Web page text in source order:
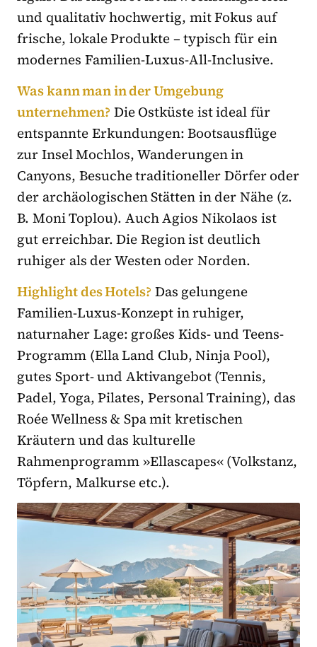
und qualitativ hochwertig, mit Fokus auf
frische, lokale Produkte – typisch für ein
modernes Familien-Luxus-All-Inclusive.
Was kann man in der Umgebung
unternehmen? Die Ostküste ist ideal für
entspannte Erkundungen: Bootsausflüge
zur Insel Mochlos, Wanderungen in
Canyons, Besuche traditioneller Dörfer oder
der archäologischen Stätten in der Nähe (z.
B. Moni Toplou). Auch Agios Nikolaos ist
gut erreichbar. Die Region ist deutlich
ruhiger als der Westen oder Norden.
Highlight des Hotels? Das gelungene
Familien-Luxus-Konzept in ruhiger,
naturnaher Lage: großes Kids- und Teens-
Programm (Ella Land Club, Ninja Pool),
gutes Sport- und Aktivangebot (Tennis,
Padel, Yoga, Pilates, Personal Training), das
Roée Wellness & Spa mit kretischen
Kräutern und das kulturelle
Rahmenprogramm »Ellascapes« (Volkstanz,
Töpfern, Malkurse etc.).